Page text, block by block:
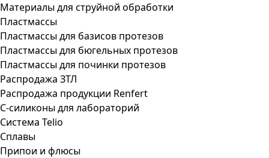
Материалы для струйной обработки
Пластмассы
Пластмассы для базисов протезов
Пластмассы для бюгельных протезов
Пластмассы для починки протезов
Распродажа ЗТЛ
Распродажа продукции Renfert
С-силиконы для лабораторий
Система Telio
Сплавы
Припои и флюсы